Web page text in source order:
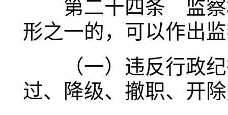
第二十四条 监察机
形之一的，可以作出
（一）违反行政纪
过、降级、撤职、开